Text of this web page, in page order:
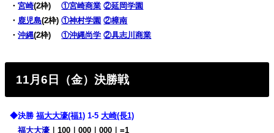
・宮崎(2枠)①宮崎商業 ②延岡学園
・ 鹿児島(2枠)①神村学園 ②樟南
・沖縄(2枠)①沖縄尚学 ②具志川商業
11月6日（金）決勝戦
◆決勝福大大濠(福1) 1-5大崎(長1)
福大大濠 ｜100｜000｜000｜=1